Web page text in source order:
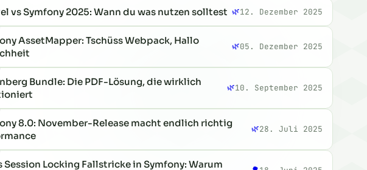
vs Symfony 2025: Wann du was nutzen solltest 🌿12. Dezember 2025
AssetMapper: Tschüss Webpack, Hallo
🌿05. Dezember 2025
Bundle: Die PDF-Lösung, die wirklich
🌿10. September 2025
8.0: November-Release macht endlich richtig
🌿28. Juli 2025
Session Locking Fallstricke in Symfony: Warum